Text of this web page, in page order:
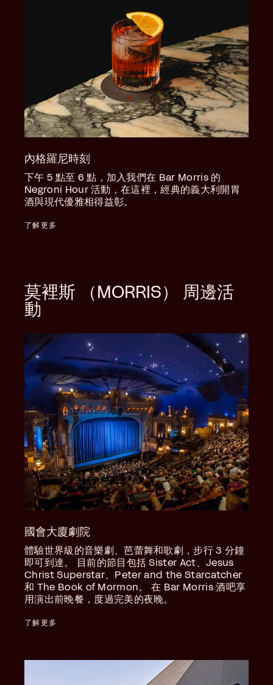
內格羅尼時刻
下午 5 點至 6 點，加入我們在 Bar Morris 的
Negroni Hour 活動，在這裡，經典的義大利開胃
酒與現代優雅相得益彰。
了解更多
莫裡斯 （MORRIS） 周邊活
動
國會大廈劇院
體驗世界級的音樂劇、芭蕾舞和歌劇，步行 3 分鐘
即可到達。 目前的節目包括 Sister Act、Jesus
Christ Superstar、Peter and the Starcatcher
和 The Book of Mormon。 在 Bar Morris 酒吧享
用演出前晚餐，度過完美的夜晚。
了解更多